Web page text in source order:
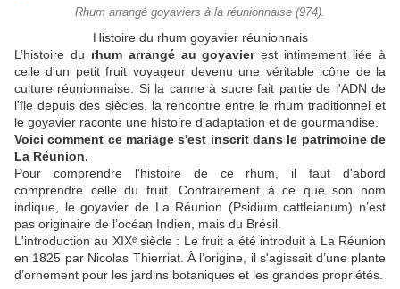
Rhum arrangé goyaviers à la réunionnaise (974).
Histoire du rhum goyavier réunionnais
L’histoire du rhum arrangé au goyavierest intimement liée à
celle d'un petit fruit voyageur devenu une véritable icône de la
culture réunionnaise. Si la canne à sucre fait partie de l'ADN de
l'île depuis des siècles, la rencontre entre le rhum traditionnel et
le goyavier raconte une histoire d'adaptation et de gourmandise.
Voici comment ce mariage s'est inscrit dans le patrimoine de
La Réunion.
Pour comprendre l'histoire de ce rhum, il faut d'abord
comprendre celle du fruit. Contrairement à ce que son nom
indique, le goyavier de La Réunion (Psidium cattleianum) n’est
pas originaire de l’océan Indien, mais du Brésil.
L'introduction au XIXᵉ siècle : Le fruit a été introduit à La Réunion
en 1825 par Nicolas Thierriat. À l’origine, il s'agissait d’une plante
d’ornement pour les jardins botaniques et les grandes propriétés.